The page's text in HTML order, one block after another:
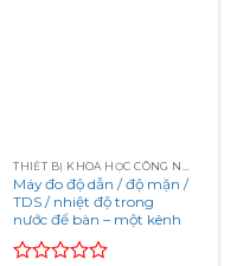
Máy đo độ dẫn / độ mặn /
TDS / nhiệt độ trong
nước để bàn – một kênh